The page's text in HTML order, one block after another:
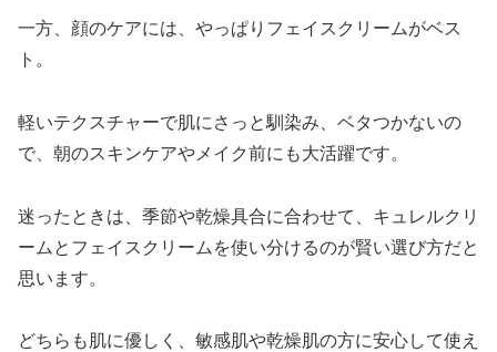
一方、顔のケアには、やっぱりフェイスクリームがベス
ト。
軽いテクスチャーで肌にさっと馴染み、ベタつかないの
で、朝のスキンケアやメイク前にも大活躍です。
迷ったときは、季節や乾燥具合に合わせて、キュレルクリ
ームとフェイスクリームを使い分けるのが賢い選び方だと
思います。
どちらも肌に優しく、敏感肌や乾燥肌の方に安心して使え